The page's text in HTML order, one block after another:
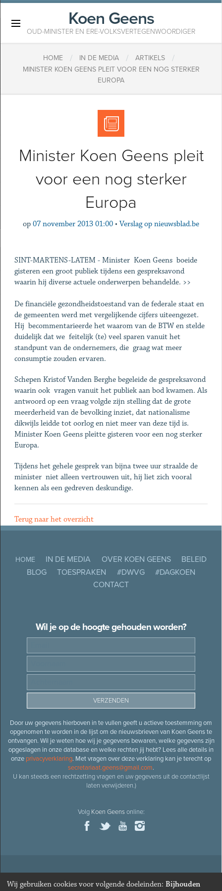
Koen Geens
OUD-MINISTER EN ERE-VOLKSVERTEGENWOORDIGER
HOME / IN DE MEDIA / ARTIKELS /
MINISTER KOEN GEENS PLEIT VOOR EEN NOG STERKER
EUROPA
Minister Koen Geens pleit
voor een nog sterker
Europa
op 07 november 2013 01:00 • Verslag op nieuwsblad.be
SINT-MARTENS-LATEM - Minister Koen Geens boeide
gisteren een groot publiek tijdens een gespreksavond
waarin hij diverse actuele onderwerpen behandelde. >>
De financiële gezondheidstoestand van de federale staat en
de gemeenten werd met vergelijkende cijfers uiteengezet.
Hij becommentarieerde het waarom van de BTW en stelde
duidelijk dat we feitelijk (te) veel sparen vanuit het
standpunt van de ondernemers, die graag wat meer
consumptie zouden ervaren.
Schepen Kristof Vanden Berghe begeleide de gespreksavond
waarin ook vragen vanuit het publiek aan bod kwamen. Als
antwoord op een vraag volgde zijn stelling dat de grote
meerderheid van de bevolking inziet, dat nationalisme
dikwijls leidde tot oorlog en niet meer van deze tijd is.
Minister Koen Geens pleitte gisteren voor een nog sterker
Europa.
Tijdens het gehele gesprek van bijna twee uur straalde de
minister niet alleen vertrouwen uit, hij liet zich vooral
kennen als een gedreven deskundige.
Terug naar het overzicht
HOME IN DE MEDIA OVER KOEN GEENS
BELEID
BLOG
TOESPRAKEN #DWVG
#DAGKOEN
CONTACT
Wil je op de hoogte gehouden worden?
Door uw gegevens hierboven in te vullen geeft u actieve toestemming om
opgenomen te worden in de lijst om de nieuwsbrieven van Koen Geens te
ontvangen. Wil je weten hoe wij je gegevens bewaren, welke gegevens zijn
opgeslagen in onze database en welke rechten jij hebt? Lees alle details in
onze privacyverklaring. Met vragen over deze verklaring kan je terecht op
secretariaat.geens@gmail.com.
U kan steeds een rechtzetting vragen en uw gegevens uit de contactlijst
laten verwijderen.)
Volg Koen Geensonline:
© 2026Oud-minister en ere-volksvertegenwoordiger Koen
Wij gebruiken cookies voor volgende doeleinden: Bijhouden